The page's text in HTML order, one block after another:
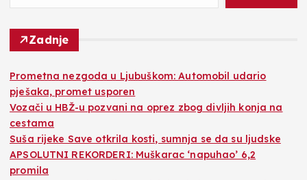
Zadnje
Prometna nezgoda u Ljubuškom: Automobil udario
pješaka, promet usporen
Vozači u HBŽ-u pozvani na oprez zbog divljih konja na
cestama
Suša rijeke Save otkrila kosti, sumnja se da su ljudske
APSOLUTNI REKORDERI: Muškarac ‘napuhao’ 6,2
promila